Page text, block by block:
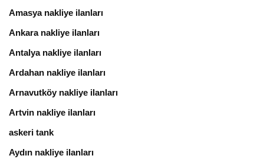
Amasya nakliye ilanları
Ankara nakliye ilanları
Antalya nakliye ilanları
Ardahan nakliye ilanları
Arnavutköy nakliye ilanları
Artvin nakliye ilanları
askeri tank
Aydın nakliye ilanları